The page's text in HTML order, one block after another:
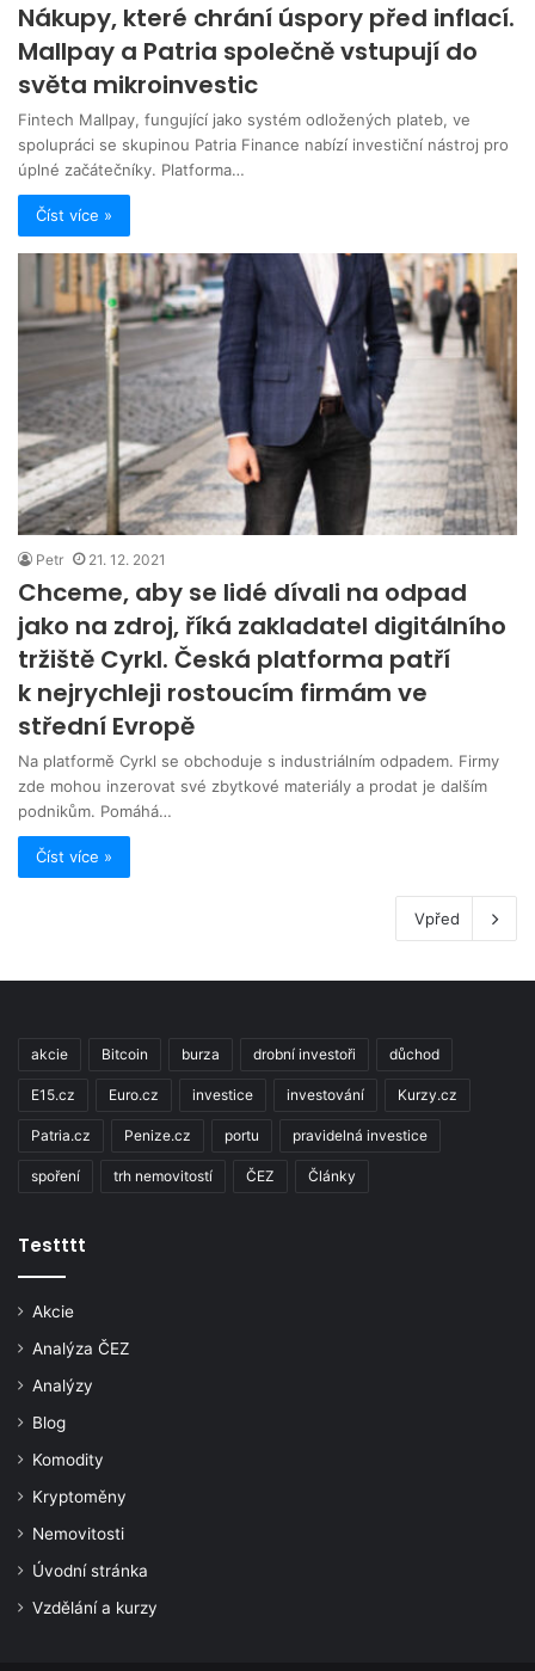
Nákupy, které chrání úspory před inflací.
Mallpay a Patria společně vstupují do
světa mikroinvestic
Fintech Mallpay, fungující jako systém odložených plateb, ve
spolupráci se skupinou Patria Finance nabízí investiční nástroj pro
úplné začátečníky. Platforma…
Číst více »
Petr 21. 12. 2021
Chceme, aby se lidé dívali na odpad
jako na zdroj, říká zakladatel digitálního
tržiště Cyrkl. Česká platforma patří
k nejrychleji rostoucím firmám ve
střední Evropě
Na platformě Cyrkl se obchoduje s industriálním odpadem. Firmy
zde mohou inzerovat své zbytkové materiály a prodat je dalším
podnikům. Pomáhá…
Číst více »
Vpřed
akcie Bitcoin burza drobní investoři důchod
E15.cz Euro.cz investice investování Kurzy.cz
Patria.cz Penize.cz portu pravidelná investice
spoření trh nemovitostí ČEZ Články
Testttt
Akcie
Analýza ČEZ
Analýzy
Blog
Komodity
Kryptoměny
Nemovitosti
Úvodní stránka
Vzdělání a kurzy